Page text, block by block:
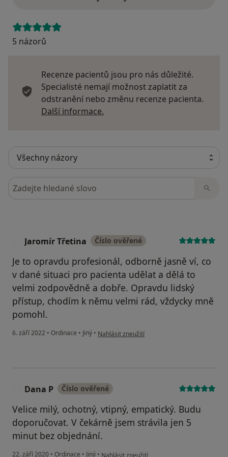
5 názorů
Recenze pacientů jsou pro nás důležité.
Specialisté nemají možnost zaplatit za
odstranění nebo změnu recenze pacienta.
Další informace.
Hledejte v názorech
Jaromír Třetina Číslo ověřené
Je to opravdu profesionál, odborně jasně ví, co
v dané situaci pro pacienta udělat a dělá to
velmi zodpovědně a dobře. Opravdu lidský
přístup, chodím k němu velmi rád, vždycky mně
pomohl.
6. září 2022 • Ordinace • Jiný • podle názoru uživatele Jaromír Třetina
Nahlásit zneužití
Dana P Číslo ověřené
Velice milý, ochotný, vtipný, empatický. Budu
doporučovat. V čekárně jsem strávila jen 5
minut bez objednání.
22. září 2020 • Ordinace • Jiný • podle názoru uživatele Dana P